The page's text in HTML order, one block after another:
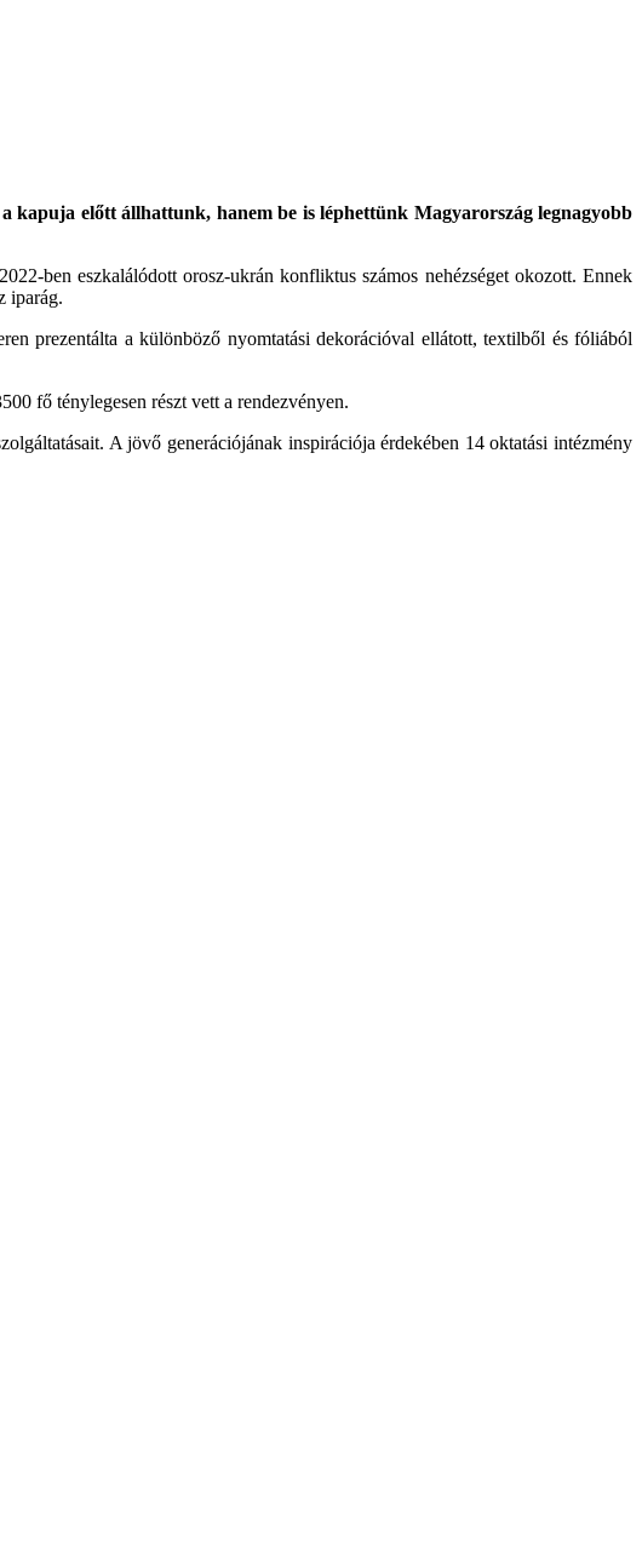
kapuja előtt állhattunk, hanem be is léphettünk Magyarország legnagyobb
ben eszkalálódott orosz-ukrán konfliktus számos nehézséget okozott. Ennek
iparág.
prezentálta a különböző nyomtatási dekorációval ellátott, textilből és fóliából
fő ténylegesen részt vett a rendezvényen.
A jövő generációjának inspirációja érdekében 14 oktatási intézmény